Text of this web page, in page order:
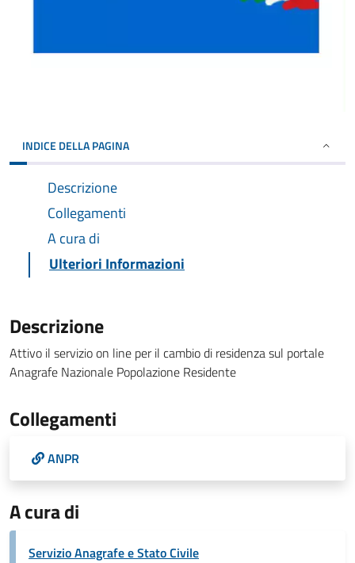
INDICE DELLA PAGINA
Descrizione
Collegamenti
A cura di
Ulteriori Informazioni
Descrizione
Attivo il servizio on line per il cambio di residenza sul portale
Anagrafe Nazionale Popolazione Residente
Collegamenti
ANPR
A cura di
Servizio Anagrafe e Stato Civile